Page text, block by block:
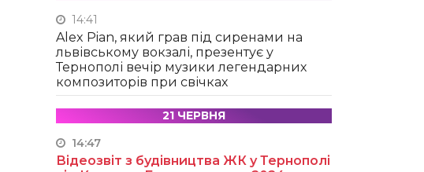
14:41
Alex Pian, який грав під сиренами на
львівському вокзалі, презентує у
Тернополі вечір музики легендарних
композиторів при свічках
21 ЧЕРВНЯ
14:47
Відеозвіт з будівництва ЖК у Тернополі